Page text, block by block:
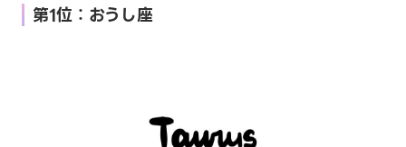
第1位：おうし座